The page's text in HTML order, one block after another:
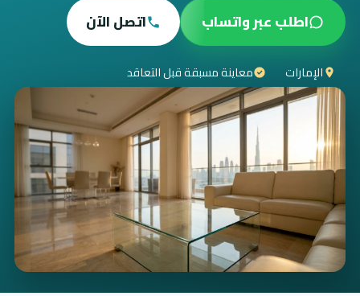
اطلب عبر واتساب
اتصل الآن
الإمارات معاينة مسبقة قبل التعاقد